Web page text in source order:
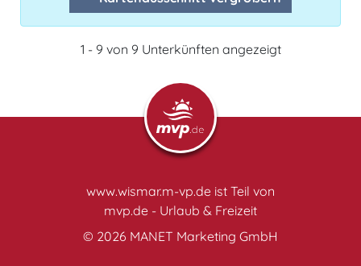
1 - 9 von 9 Unterkünften angezeigt
www.wismar.m-vp.de ist Teil von
mvp.de - Urlaub & Freizeit
© 2026 MANET Marketing GmbH